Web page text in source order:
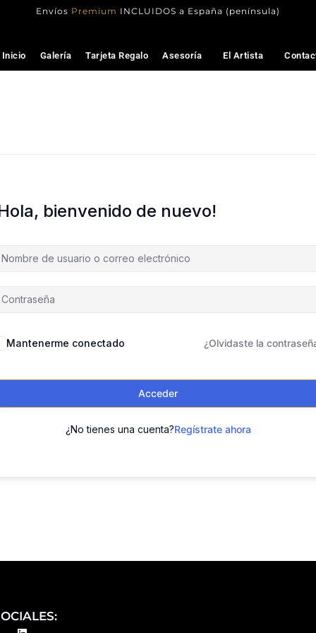
Envíos Premium INCLUIDOS a España (península)
Inicio Galería Tarjeta Regalo Asesoría El Artista
bienvenido de nuevo!
Mantenerme conectado ¿Olvidaste la
Acceder
¿No tienes una cuenta?Regístrate ahora
L